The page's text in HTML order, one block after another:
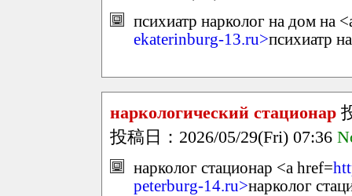
психиатр нарколог на дом на
ekaterinburg-13.ru>психиатр
наркологический стационар
投稿日：2026/05/29(Fri) 07:36
нарколог стационар <a href=
peterburg-14.ru>нарколог